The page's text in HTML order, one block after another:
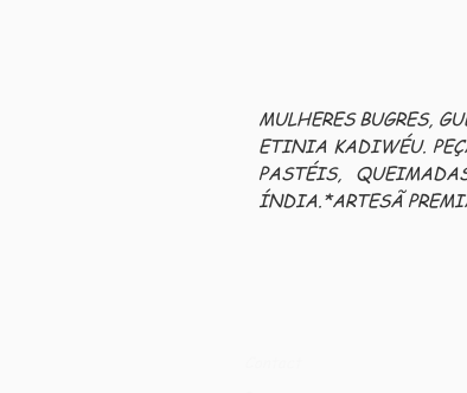
MULHERES BUGRES,
ETINIA KADIWÉU.
PASTÉIS,
ÍNDIA.*ARTESÃ